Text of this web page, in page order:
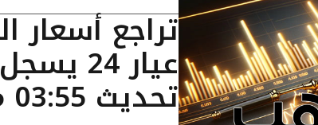
تراجع
تحديث 03:55 مساءًا